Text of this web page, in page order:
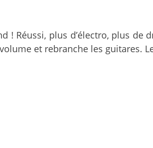
Réussi, plus d’électro, plus de
et rebranche les guitares.